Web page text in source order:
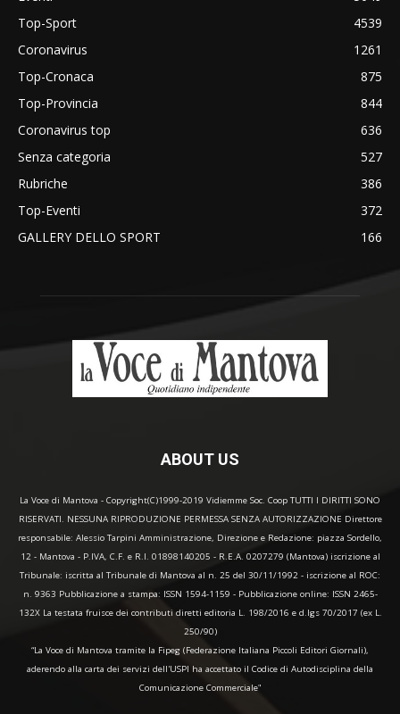
Top-Sport
4539
Coronavirus
1261
Top-Cronaca
875
Top-Provincia
844
Coronavirus top
636
Senza categoria
527
Rubriche
386
Top-Eventi
372
GALLERY DELLO SPORT
166
ABOUT US
La Voce di Mantova - Copyright(C)1999-2019 Vidiemme Soc. Coop TUTTI I DIRITTI SONO
RISERVATI. NESSUNA RIPRODUZIONE PERMESSA SENZA AUTORIZZAZIONE Direttore
responsabile: Alessio Tarpini Amministrazione, Direzione e Redazione: piazza Sordello,
12 - Mantova - P.IVA, C.F. e R.I. 01898140205 - R.E.A. 0207279 (Mantova) iscrizione al
Tribunale: iscritta al Tribunale di Mantova al n. 25 del 30/11/1992 - iscrizione al ROC:
n. 9363 Pubblicazione a stampa: ISSN 1594-1159 - Pubblicazione online: ISSN 2465-
132X La testata fruisce dei contributi diretti editoria L. 198/2016 e d.lgs 70/2017 (ex L.
250/90)
“La Voce di Mantova tramite la Fipeg (Federazione Italiana Piccoli Editori Giornali),
aderendo alla carta dei servizi dell'USPI ha accettato il Codice di Autodisciplina della
Comunicazione Commerciale"